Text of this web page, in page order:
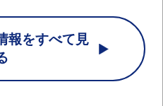
報をすべて見